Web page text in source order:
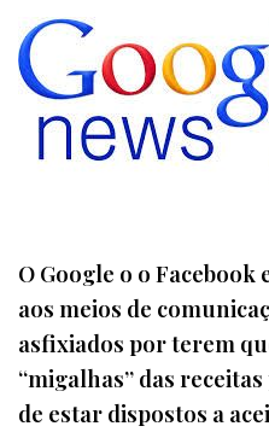
O Google o o Facebook
aos meios de
asfixiados por terem
“migalhas” das
de estar dispostos a